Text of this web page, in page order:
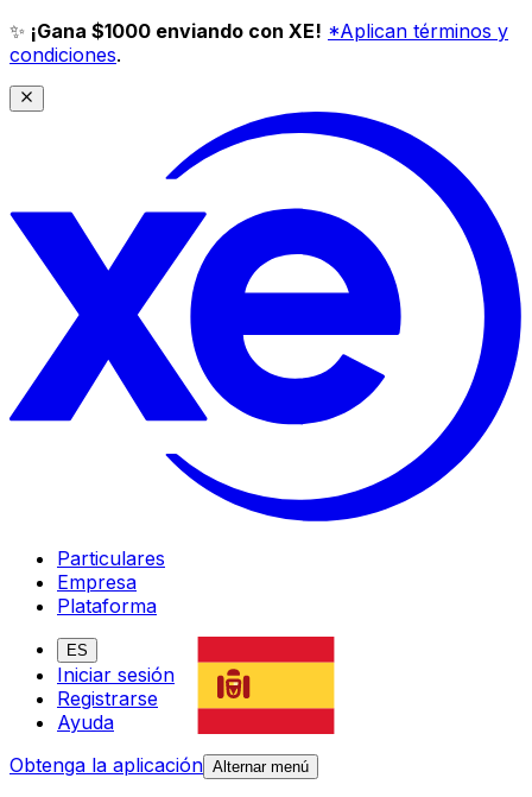
✨ ¡Gana $1000 enviando con XE! *Aplican términos y
condiciones.
Particulares
Empresa
Plataforma
ES
Iniciar sesión
Registrarse
Ayuda
Obtenga la aplicación Alternar menú